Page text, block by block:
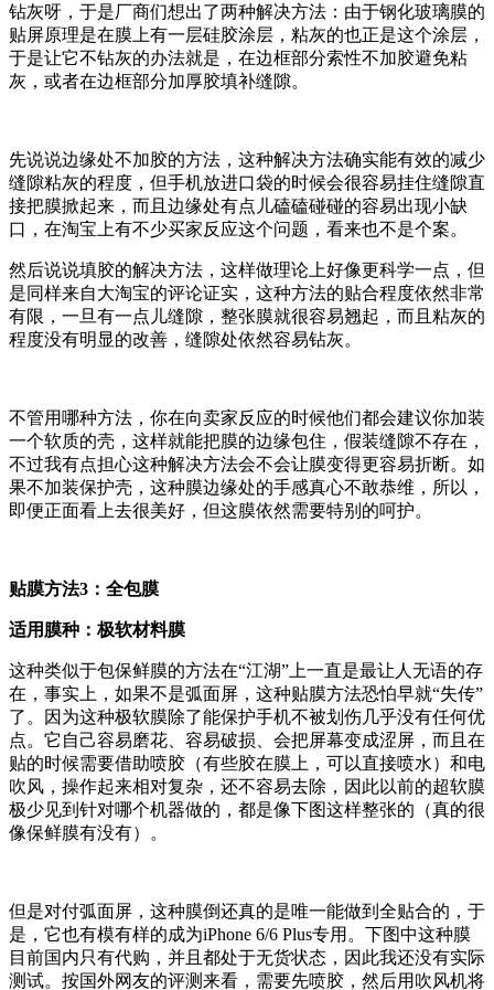
钻灰呀，于是厂商们想出了两种解决方法：由于钢化玻璃膜的
贴屏原理是在膜上有一层硅胶涂层，粘灰的也正是这个涂层，
于是让它不钻灰的办法就是，在边框部分索性不加胶避免粘
灰，或者在边框部分加厚胶填补缝隙。
先说说边缘处不加胶的方法，这种解决方法确实能有效的减少
缝隙粘灰的程度，但手机放进口袋的时候会很容易挂住缝隙直
接把膜掀起来，而且边缘处有点儿磕磕碰碰的容易出现小缺
口，在淘宝上有不少买家反应这个问题，看来也不是个案。
然后说说填胶的解决方法，这样做理论上好像更科学一点，但
是同样来自大淘宝的评论证实，这种方法的贴合程度依然非常
有限，一旦有一点儿缝隙，整张膜就很容易翘起，而且粘灰的
程度没有明显的改善，缝隙处依然容易钻灰。
不管用哪种方法，你在向卖家反应的时候他们都会建议你加装
一个软质的壳，这样就能把膜的边缘包住，假装缝隙不存在，
不过我有点担心这种解决方法会不会让膜变得更容易折断。如
果不加装保护壳，这种膜边缘处的手感真心不敢恭维，所以，
即便正面看上去很美好，但这膜依然需要特别的呵护。
贴膜方法3：全包膜
适用膜种：极软材料膜
这种类似于包保鲜膜的方法在“江湖”上一直是最让人无语的存
在，事实上，如果不是弧面屏，这种贴膜方法恐怕早就“失传”
了。因为这种极软膜除了能保护手机不被划伤几乎没有任何优
点。它自己容易磨花、容易破损、会把屏幕变成涩屏，而且在
贴的时候需要借助喷胶（有些胶在膜上，可以直接喷水）和电
吹风，操作起来相对复杂，还不容易去除，因此以前的超软膜
极少见到针对哪个机器做的，都是像下图这样整张的（真的很
像保鲜膜有没有）。
但是对付弧面屏，这种膜倒还真的是唯一能做到全贴合的，于
是，它也有模有样的成为iPhone 6/6 Plus专用。下图中这种膜
目前国内只有代购，并且都处于无货状态，因此我还没有实际
测试。按国外网友的评测来看，需要先喷胶，然后用吹风机将